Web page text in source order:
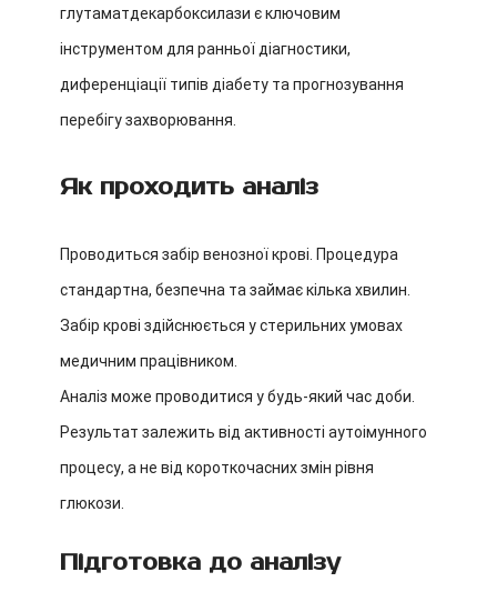
глутаматдекарбоксилази є ключовим
інструментом для ранньої діагностики,
диференціації типів діабету та прогнозування
перебігу захворювання.
Як проходить аналіз
Проводиться забір венозної крові. Процедура
стандартна, безпечна та займає кілька хвилин.
Забір крові здійснюється у стерильних умовах
медичним працівником.
Аналіз може проводитися у будь-який час доби.
Результат залежить від активності аутоімунного
процесу, а не від короткочасних змін рівня
глюкози.
Підготовка до аналізу